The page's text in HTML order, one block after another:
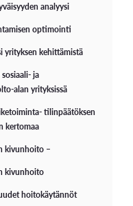
analyysi
optimointi
yrityksen kehittämistä
ja
alan yrityksissä
tilinpäätöksen
kertomaa
kivunhoito –
kivunhoito
hoitokäytännöt